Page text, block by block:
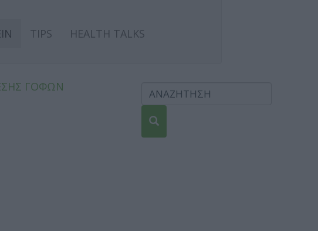
TIPS
HEALTH TALKS
ΓΟΦΩΝ